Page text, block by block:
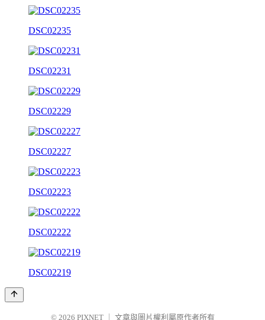
DSC02235
DSC02231
DSC02229
DSC02227
DSC02223
DSC02222
DSC02219
© 2026 PIXNET 文章與圖片權利屬原作者所有